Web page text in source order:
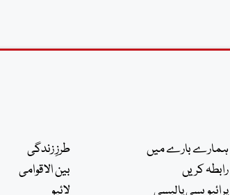
طرزِ زندگی
بین الاقوامی
لائیو
ہمارے بارے میں
رابطہ کریں
پرائیویسی پالیسی